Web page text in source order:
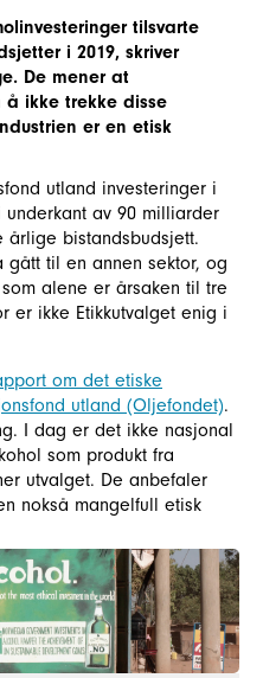
tilsvarte
i 2019, skriver
De mener at
å ikke trekke disse
er en etisk
utland investeringer i
av 90 milliarder
bistandsbudsjett.
gått til en annen sektor, og
alene er årsaken til tre
er ikke Etikkutvalget enig i
om det etiske
utland (Oljefondet).
I dag er det ikke nasjonal
som produkt fra
utvalget. De anbefaler
nokså mangelfull etisk